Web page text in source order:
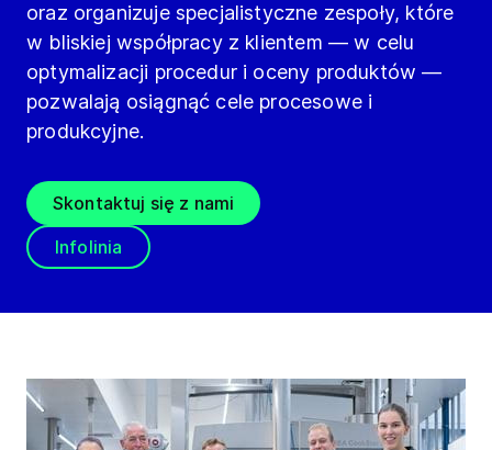
oraz organizuje specjalistyczne zespoły, które
w bliskiej współpracy z klientem — w celu
optymalizacji procedur i oceny produktów —
pozwalają osiągnąć cele procesowe i
produkcyjne.
Skontaktuj się z nami
Infolinia